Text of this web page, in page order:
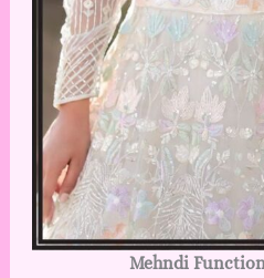
Mehndi